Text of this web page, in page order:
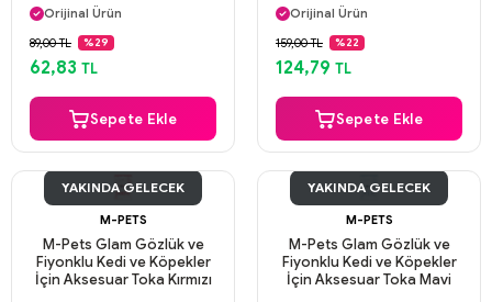
Orijinal Ürün
Güvenli Ödeme
Aynı Gün Kargo
89,00 TL %29
62,83 TL
Sepete Ekle
Orijinal Ürün
Güvenli Ödeme
Aynı Gün Kargo
159,00 TL %22
124,79 TL
Sepete Ekle
YAKINDA GELECEK
M-PETS
M-Pets Glam Gözlük ve
Fiyonklu Kedi ve Köpekler
İçin Aksesuar Toka Kırmızı
Aynı Gün Kargo
YAKINDA GELECEK
M-PETS
M-Pets Glam Gözlük ve
Fiyonklu Kedi ve Köpekler
İçin Aksesuar Toka Mavi
Aynı Gün Kargo